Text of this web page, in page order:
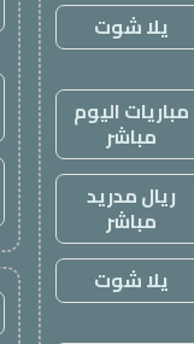
يلا شوت
مباريات اليوم
مباشر
ريال مدريد
مباشر
يلا شوت